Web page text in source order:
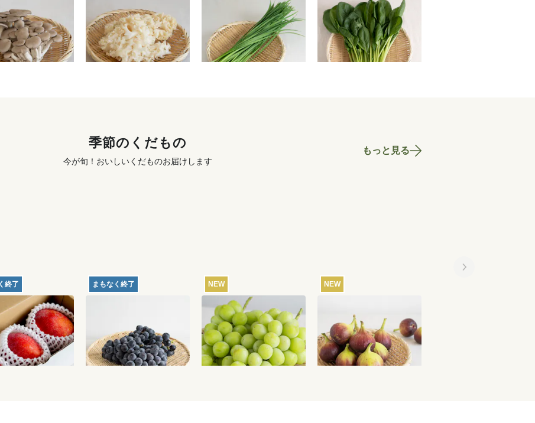
100g
350円〜
はなびらたけ 100g
285円〜
にら 100g
240
こまつな 200g
350円
季節のくだもの
今が旬！おいしいくだものお届けします
もっと見る
終了
送】久米島のマ
1kg（特栽相当）
送料込 5,180
まもなく終了
【産地直送】山梨甲府の
ぶどう・甲斐のくろまる
2kg（特栽相当）
送料込 5,970円
NEW
【産地直送】やまなし笛
吹のシャインマスカット
1.2kg（特栽相当）
送料込 6,580円
NEW
【産地直送】よってこフ
ァームのいちじく 12個
入り（特栽相当）
送料込 3,850